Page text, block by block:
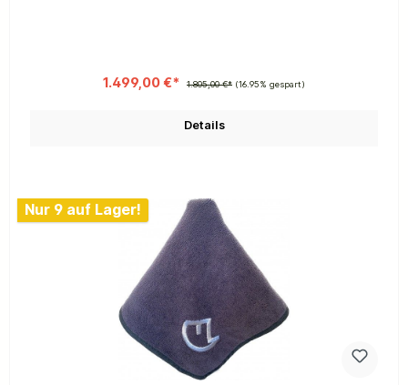
1.499,00 €* 1.805,00 €* (16.95% gespart)
Details
Nur 9 auf Lager!